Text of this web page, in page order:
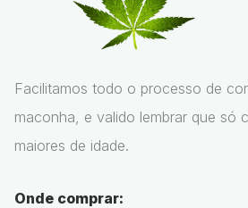
Facilitamos todo o processo de
maconha, e valido lembrar que só
maiores de idade.
Onde comprar: